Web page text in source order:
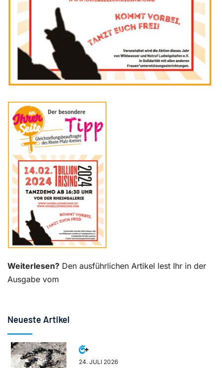
Weiterlesen? Den ausführlichen Artikel lest Ihr in der
Ausgabe vom
Neueste Artikel
24. JULI 2026